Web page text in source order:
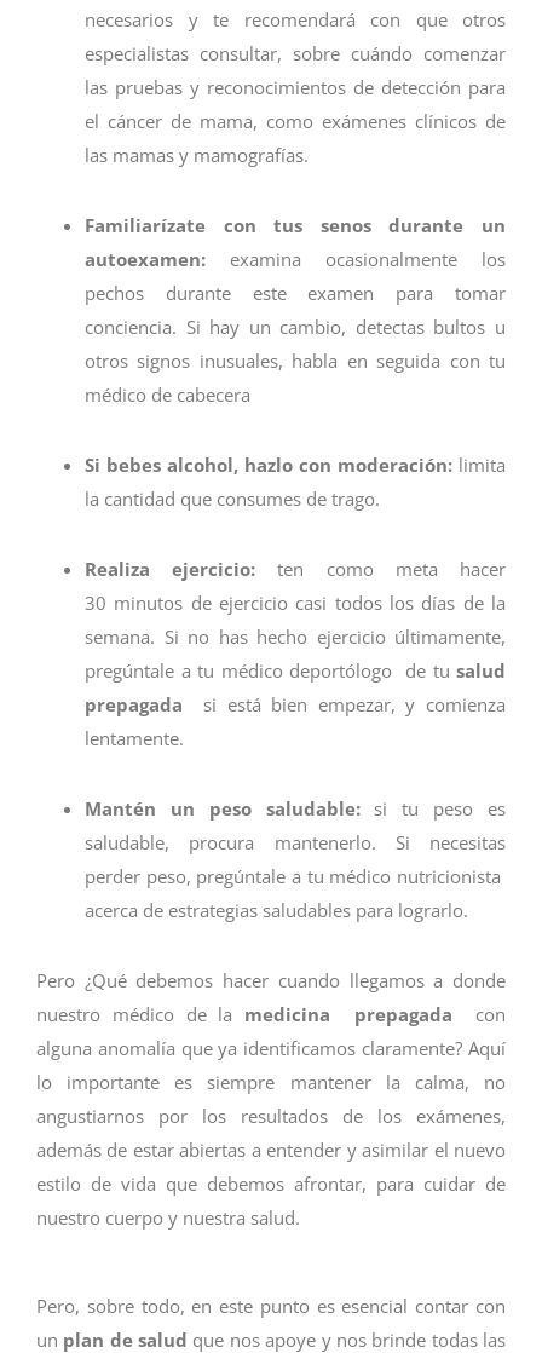
necesarios y te recomendará con que otros
especialistas consultar, sobre cuándo comenzar
las pruebas y reconocimientos de detección para
el cáncer de mama, como exámenes clínicos de
las mamas y mamografías.
Familiarízate con tus senos durante un
autoexamen: examina ocasionalmente los
pechos durante este examen para tomar
conciencia. Si hay un cambio, detectas bultos u
otros signos inusuales, habla en seguida con tu
médico de cabecera
Si bebes alcohol, hazlo con moderación: limita
la cantidad que consumes de trago.
Realiza ejercicio: ten como meta hacer
30 minutos de ejercicio casi todos los días de la
semana. Si no has hecho ejercicio últimamente,
pregúntale a tu médico deportólogo de tu salud
prepagada si está bien empezar, y comienza
lentamente.
Mantén un peso saludable: si tu peso es
saludable, procura mantenerlo. Si necesitas
perder peso, pregúntale a tu médico nutricionista
acerca de estrategias saludables para lograrlo.
Pero ¿Qué debemos hacer cuando llegamos a donde
nuestro médico de la medicina prepagada
con
alguna anomalía que ya identificamos claramente? Aquí
lo importante es siempre mantener la calma, no
angustiarnos por los resultados de los exámenes,
además de estar abiertas a entender y asimilar el nuevo
estilo de vida que debemos afrontar, para cuidar de
nuestro cuerpo y nuestra salud.
Pero, sobre todo, en este punto es esencial contar con
un plan de salud que nos apoye y nos brinde todas las